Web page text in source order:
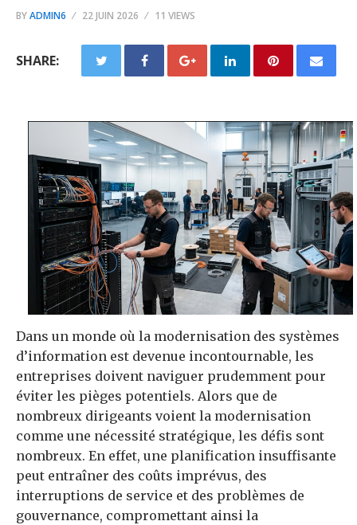
BYADMIN6 22 JUIN 2026 11 VIEWS
SHARE:
Dans un monde où la modernisation des systèmes
d’information est devenue incontournable, les
entreprises doivent naviguer prudemment pour
éviter les pièges potentiels. Alors que de
nombreux dirigeants voient la modernisation
comme une nécessité stratégique, les défis sont
nombreux. En effet, une planification insuffisante
peut entraîner des coûts imprévus, des
interruptions de service et des problèmes de
gouvernance, compromettant ainsi la